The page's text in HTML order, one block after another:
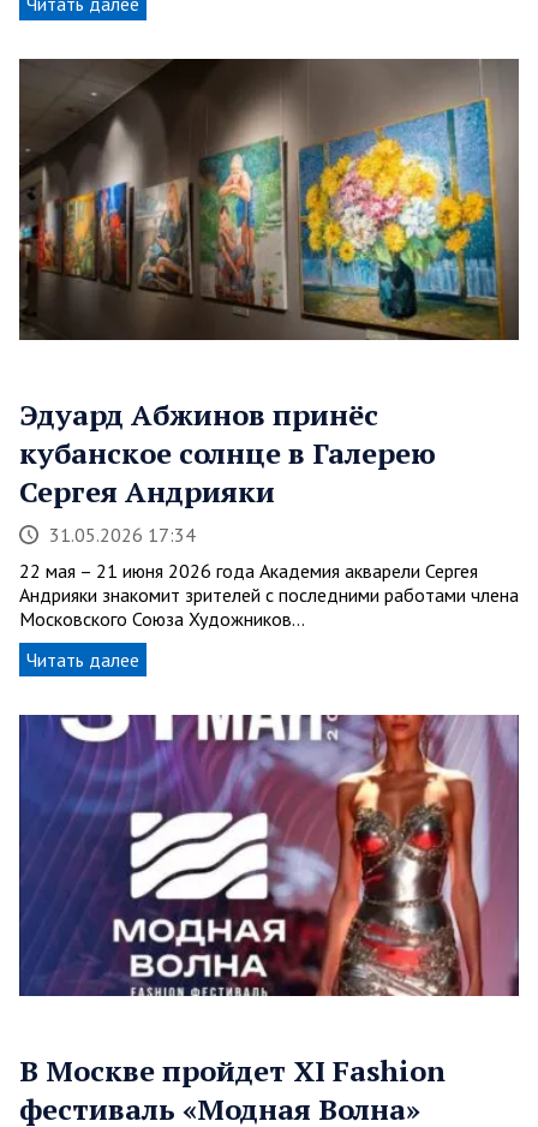
Эдуард Абжинов принёс
кубанское солнце в Галерею
Сергея Андрияки
31.05.2026 17:34
22 мая – 21 июня 2026 года Академия акварели Сергея
Андрияки знакомит зрителей с последними работами члена
Московского Союза Художников…
Читать далее
В Москве пройдет XI Fashion
фестиваль «Модная Волна»